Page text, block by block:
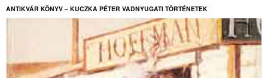
ANTIKVÁR KÖNYV – KUCZKA PÉTER VADNYUGATI TÖRTÉNETEK